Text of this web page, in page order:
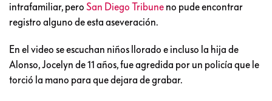
intrafamiliar, pero San Diego Tribune no pude encontrar
registro alguno de esta aseveración.
En el video se escuchan niños llorado e incluso la hija de
Alonso, Jocelyn de 11 años, fue agredida por un policía que le
torció la mano para que dejara de grabar.